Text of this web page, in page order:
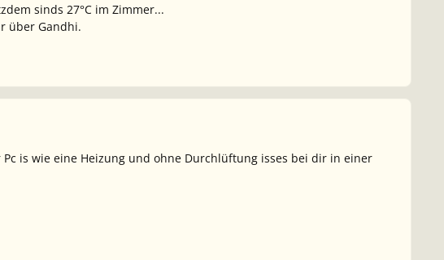
sinds 27°C im Zimmer...
über Gandhi.
is wie eine Heizung und ohne Durchlüftung isses bei dir in einer